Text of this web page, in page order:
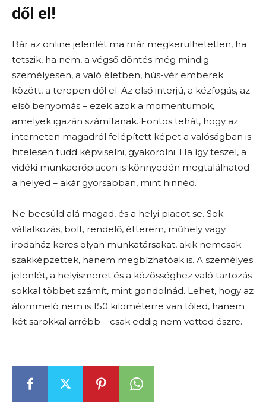
dől el!
Bár az online jelenlét ma már megkerülhetetlen, ha
tetszik, ha nem, a végső döntés még mindig
személyesen, a való életben, hús-vér emberek
között, a terepen dől el. Az első interjú, a kézfogás, az
első benyomás – ezek azok a momentumok,
amelyek igazán számítanak. Fontos tehát, hogy az
interneten magadról felépített képet a valóságban is
hitelesen tudd képviselni, gyakorolni. Ha így teszel, a
vidéki munkaerőpiacon is könnyedén megtalálhatod
a helyed – akár gyorsabban, mint hinnéd.
Ne becsüld alá magad, és a helyi piacot se. Sok
vállalkozás, bolt, rendelő, étterem, műhely vagy
irodaház keres olyan munkatársakat, akik nemcsak
szakképzettek, hanem megbízhatóak is. A személyes
jelenlét, a helyismeret és a közösséghez való tartozás
sokkal többet számít, mint gondolnád. Lehet, hogy az
álommeló nem is 150 kilométerre van tőled, hanem
két sarokkal arrébb – csak eddig nem vetted észre.